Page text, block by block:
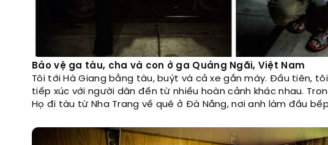
Bảo vệ ga tàu, cha và con ở ga Quảng Ngãi, Việt Nam
Tôi tới Hà Giang bằng tàu, buýt và cả xe gắn máy. Đầu tiên,
tiếp xúc với người dân đến từ nhiều hoàn cảnh khác nhau.
Họ đi tàu từ Nha Trang về quê ở Đà Nẵng, nơi anh làm đầu